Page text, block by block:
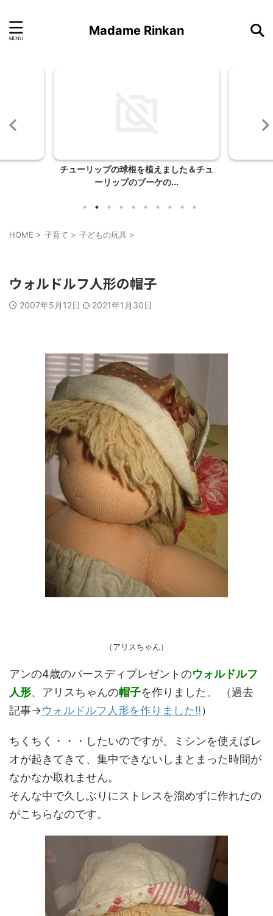
Madame Rinkan
弟のサラダ
HOME > 子育て > 子どもの玩具 >
ウォルドルフ人形の帽子
2007年5月12日 2021年1月30日
（アリスちゃん）
アンの4歳のバースディプレゼントのウォルドルフ
人形、アリスちゃんの帽子を作りました。 （過去
記事→ウォルドルフ人形を作りました!!）
ちくちく・・・したいのですが、ミシンを使えばレ
オが起きてきて、集中できないしまとまった時間が
なかなか取れません。
そんな中で久しぶりにストレスを溜めずに作れたの
がこちらなのです。